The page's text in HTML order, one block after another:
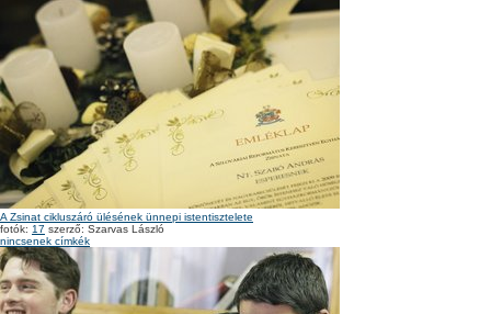
A Zsinat cikluszáró ülésének ünnepi istentisztelete
fotók: 17 szerző: Szarvas László
nincsenek címkék